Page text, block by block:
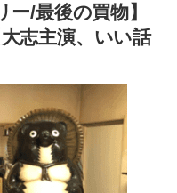
ー/最後の買物】
志主演、いい話